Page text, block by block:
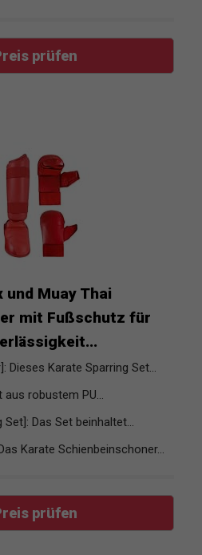
prüfen
und Muay Thai
mit Fußschutz für
Dieses Karate Sparring Set...
aus robustem PU...
Das Set beinhaltet...
Karate Schienbeinschoner...
prüfen